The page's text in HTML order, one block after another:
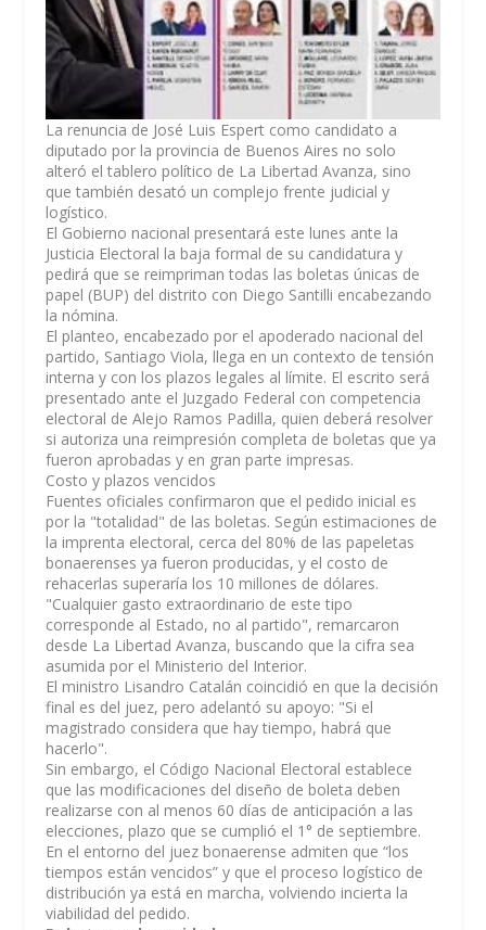
La renuncia de José Luis Espert como candidato a
diputado por la provincia de Buenos Aires no solo
alteró el tablero político de La Libertad Avanza, sino
que también desató un complejo frente judicial y
logístico.
El Gobierno nacional presentará este lunes ante la
Justicia Electoral la baja formal de su candidatura y
pedirá que se reimpriman todas las boletas únicas de
papel (BUP) del distrito con Diego Santilli encabezando
la nómina.
El planteo, encabezado por el apoderado nacional del
partido, Santiago Viola, llega en un contexto de tensión
interna y con los plazos legales al límite. El escrito será
presentado ante el Juzgado Federal con competencia
electoral de Alejo Ramos Padilla, quien deberá resolver
si autoriza una reimpresión completa de boletas que ya
fueron aprobadas y en gran parte impresas.
Costo y plazos vencidos
Fuentes oficiales confirmaron que el pedido inicial es
por la "totalidad" de las boletas. Según estimaciones de
la imprenta electoral, cerca del 80% de las papeletas
bonaerenses ya fueron producidas, y el costo de
rehacerlas superaría los 10 millones de dólares.
"Cualquier gasto extraordinario de este tipo
corresponde al Estado, no al partido", remarcaron
desde La Libertad Avanza, buscando que la cifra sea
asumida por el Ministerio del Interior.
El ministro Lisandro Catalán coincidió en que la decisión
final es del juez, pero adelantó su apoyo: "Si el
magistrado considera que hay tiempo, habrá que
hacerlo".
Sin embargo, el Código Nacional Electoral establece
que las modificaciones del diseño de boleta deben
realizarse con al menos 60 días de anticipación a las
elecciones, plazo que se cumplió el 1° de septiembre.
En el entorno del juez bonaerense admiten que “los
tiempos están vencidos” y que el proceso logístico de
distribución ya está en marcha, volviendo incierta la
viabilidad del pedido.